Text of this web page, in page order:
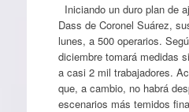
Iniciando un duro plan de
Dass de Coronel Suárez,
lunes, a 500 operarios.
diciembre tomará medidas
a casi 2 mil trabajadores.
que, a cambio, no habrá
escenarios más temidos